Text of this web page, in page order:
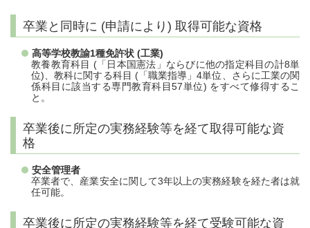
卒業と同時に (申請により) 取得可能な資格
高等学校教諭1種免許状 (工業)
教養教育科目 (「日本国憲法」ならびに他の指定科目の計8単
位)、教科に関する科目 (「職業指導」4単位、さらに工業の関
係科目に該当する専門教育科目57単位) をすべて修得するこ
と。
卒業後に所定の実務経験等を経て取得可能な資
格
安全管理者
卒業者で、産業安全に関して3年以上の実務経験を経た者は就
任可能。
卒業後に所定の実務経験等を経て受験可能な資